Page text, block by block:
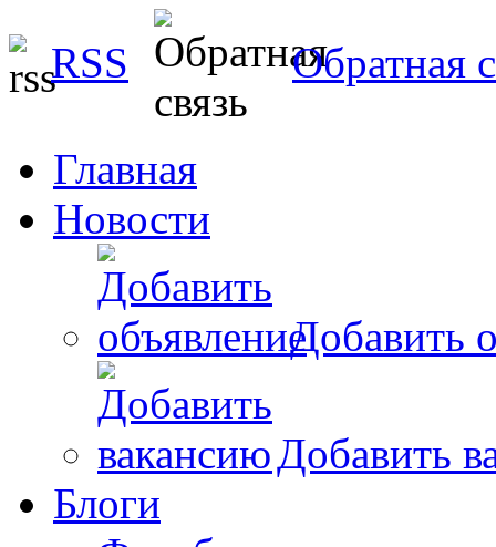
RSS Обратная
Главная
Новости
Добавить
Добавить
Блоги